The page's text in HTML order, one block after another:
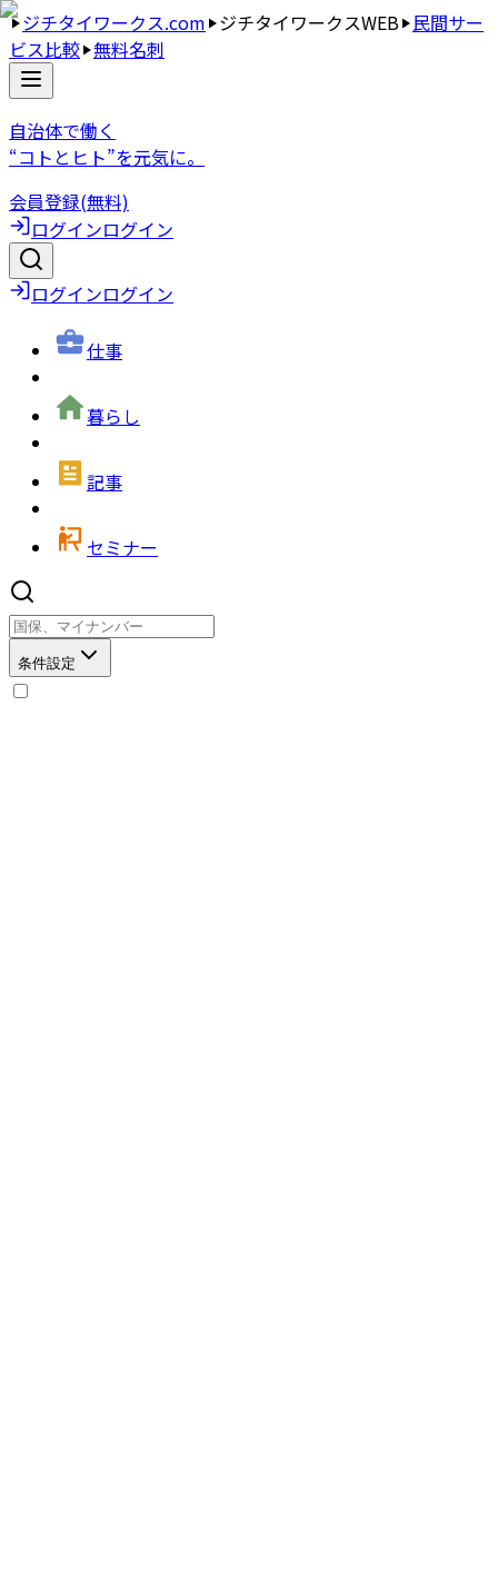
ジチタイワークス.com ジチタイワークスWEB 民間サー
ビス比較 無料名刺
自治体で働く
“コトとヒト”を元気に。
会員登録(無料)
ログインログイン
ログインログイン
仕事
暮らし
記事
セミナー
条件設定